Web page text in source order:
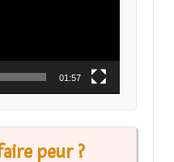
01:57
peur ?